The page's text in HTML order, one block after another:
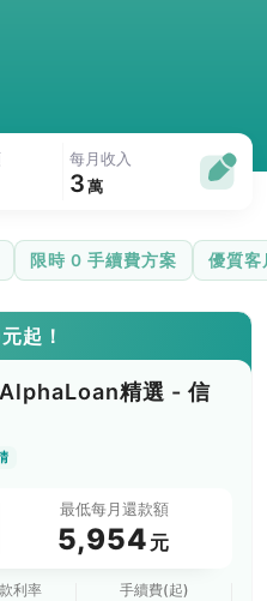
每月收入
3 萬
限時 0 手續費方案 優質客
起！
精選 - 信
最低每月還款額
5,954 元
利率 手續費(起)